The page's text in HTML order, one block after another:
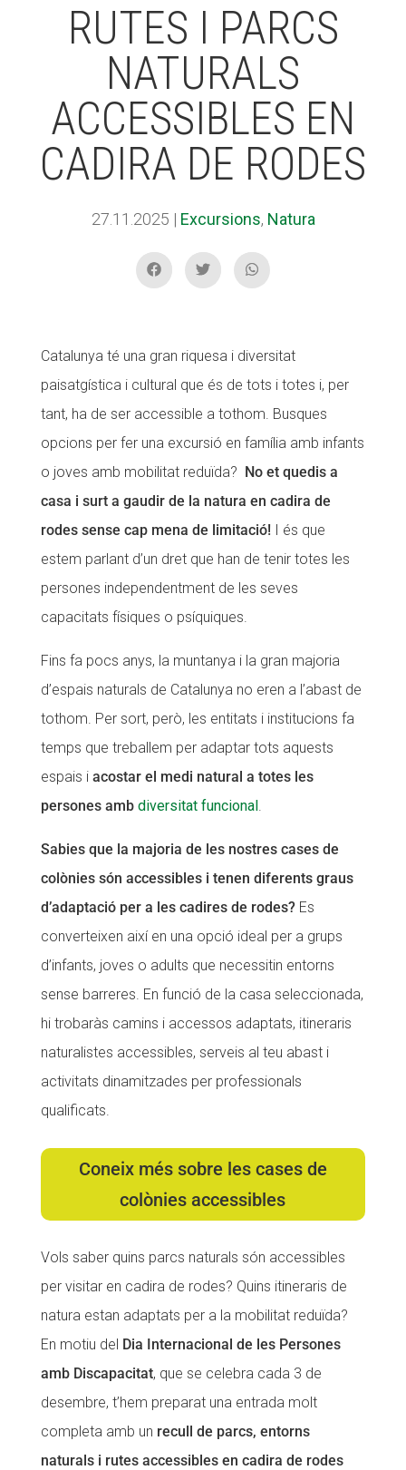
RUTES I PARCS
NATURALS
ACCESSIBLES EN
CADIRA DE RODES
27.11.2025 | Excursions, Natura
Catalunya té una gran riquesa i diversitat
paisatgística i cultural que és de tots i totes i, per
tant, ha de ser accessible a tothom. Busques
opcions per fer una excursió en família amb infants
o joves amb mobilitat reduïda? No et quedis a
casa i surt a gaudir de la natura en cadira de
rodes sense cap mena de limitació!I és que
estem parlant d’un dret que han de tenir totes les
persones independentment de les seves
capacitats físiques o psíquiques.
Fins fa pocs anys, la muntanya i la gran majoria
d’espais naturals de Catalunya no eren a l’abast de
tothom. Per sort, però, les entitats i institucions fa
temps que treballem per adaptar tots aquests
espais i acostar el medi natural a totes les
persones amb diversitat funcional.
Sabies que la majoria de les nostres cases de
colònies són accessibles i tenen diferents graus
d’adaptació per a les cadires de rodes?Es
converteixen així en una opció ideal per a grups
d’infants, joves o adults que necessitin entorns
sense barreres. En funció de la casa seleccionada,
hi trobaràs camins i accessos adaptats, itineraris
naturalistes accessibles, serveis al teu abast i
activitats dinamitzades per professionals
qualificats.
Coneix més sobre les cases de
colònies accessibles
Vols saber quins parcs naturals són accessibles
per visitar en cadira de rodes? Quins itineraris de
natura estan adaptats per a la mobilitat reduïda?
En motiu del Dia Internacional de les Persones
amb Discapacitat, que se celebra cada 3 de
desembre, t’hem preparat una entrada molt
completa amb un recull de parcs, entorns
naturals i rutes accessibles en cadira de rodes
ACCIÓ SOCIAL I JOVES
ESPLAIS
SUPORT TERCER SECTOR
CONEIX FUNDESPLAI
La Fundació
Els comptes clars
Memòria d'activitats
Proposta educativa
ACTUALITAT
Notícies
Butlletins
Diari de la Fundació
Fundesplai als mitjans
Xarxes socials
COL·LABORA
Fes voluntariat
Fes un donatiu
ACCIÓ SOCIAL I JOVES
ESPLAIS
SUPORT TERCER SECTOR
CONEIX FUNDESPLAI
La Fundació
Els comptes clars
Memòria d'activitats
Proposta educativa
ACTUALITAT
Notícies
Butlletins
Diari de la Fundació
Fundesplai als mitjans
Xarxes socials
COL·LABORA
Fes voluntariat
Fes un donatiu